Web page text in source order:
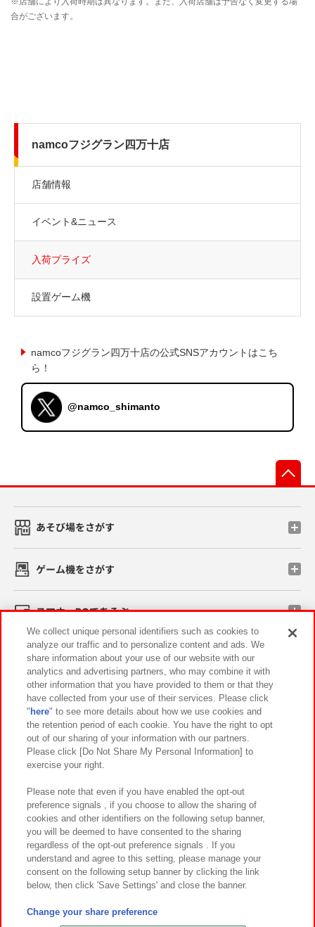
namcoフジグラン四万十店
店舗情報
イベント&ニュース
入荷プライズ
設置ゲーム機
namcoフジグラン四万十店の公式SNSアカウントはこち
ら！
@namco_shimanto
あそび場をさがす
ゲーム機をさがす
スマホ・PCであそぶ
イベント・キャンペーン
関連会社 サステナビリティ サイトポリシー
プライバシーポリシー ウェブアクセシビリティ方針と検証結果
お取引先さまとともに
カスタマーハラスメント対応方針 よくあるご質問・お問い合わせ
©Bandai Namco Amusement Inc.
©Bandai Namco Amusement Lab Inc.
We collect unique personal identifiers such as cookies to
analyze our traffic and to personalize content and ads. We
share information about your use of our website with our
analytics and advertising partners, who may combine it with
other information that you have provided to them or that they
have collected from your use of their services. Please click
" here" to see more details about how we use cookies and
the retention period of each cookie. You have the right to opt
out of our sharing of your information with our partners.
Please click [Do Not Share My Personal Information] to
exercise your right.
Please note that even if you have enabled the opt-out
preference signals , if you choose to allow the sharing of
cookies and other identifiers on the following setup banner,
you will be deemed to have consented to the sharing
regardless of the opt-out preference signals . If you
understand and agree to this setting, please manage your
consent on the following setup banner by clicking the link
below, then click 'Save Settings' and close the banner.
Change your share preference